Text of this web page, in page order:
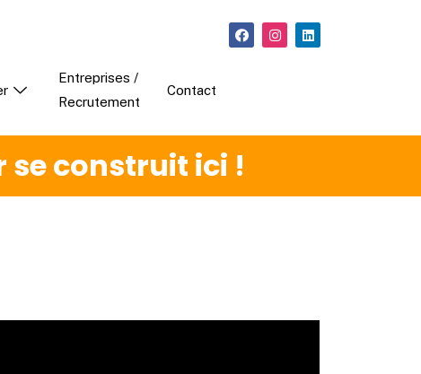
Entreprises /
Recrutement
Contact
se construit ici !